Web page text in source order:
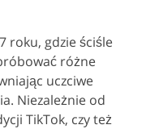
roku, gdzie ściśle
różne
uczciwe
Niezależnie od
TikTok, czy też